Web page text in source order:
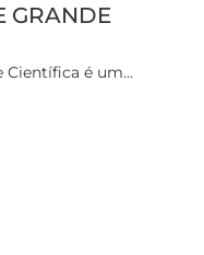
GRANDE
Científica é um
variedade de
aspire e dispense